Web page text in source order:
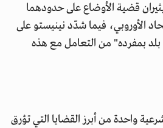
قضية الأوضاع على حدودهما
الأوروبي، فيما شدّد نينيستو على
بمفرده" من التعامل مع هذه
واحدة من أبرز القضايا التي تؤرق